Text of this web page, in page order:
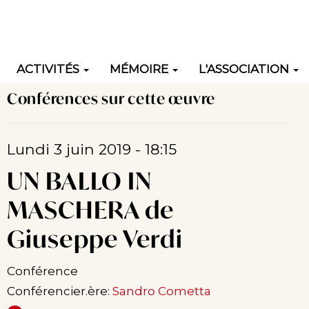
ACTIVITÉS MÉMOIRE L'ASSOCIATION
Conférences sur cette œuvre
Lundi 3 juin 2019 - 18:15
UN BALLO IN
MASCHERA de
Giuseppe Verdi
Conférence
Conférencier.ère: Sandro Cometta